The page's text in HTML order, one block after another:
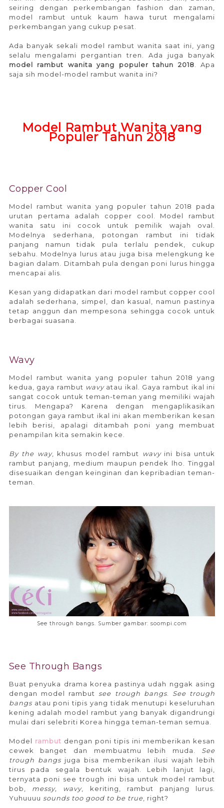
seiring dengan perkembangan fashion dan zaman,
model rambut untuk kaum hawa turut mengalami
perkembangan yang cukup pesat.
Ada banyak sekali model rambut wanita saat ini, yang
selalu mengalami pergantian tren. Ada juga banyak
model rambut wanita yang populer tahun 2018. Apa
saja sih model-model rambut wanita ini?
Model Rambut Wanita yang
Populer Tahun 2018
Copper Cool
Model rambut wanita yang populer tahun 2018 pada
urutan pertama adalah copper cool. Model rambut
wanita satu ini cocok untuk pemilik wajah oval.
Modelnya sederhana, potongan rambut ini tidak
panjang namun tidak pula terlalu pendek, cukup
sebahu. Modelnya lurus atau juga bisa melengkung ke
bagian dalam. Ditambah pula dengan poni lurus hingga
mencapai alis.
Kesan yang didapatkan dari model rambut copper cool
adalah sederhana, simpel, dan kasual, namun pastinya
tetap anggun dan mempesona sehingga cocok untuk
berbagai suasana.
Wavy
Model rambut wanita yang populer tahun 2018 yang
kedua, gaya rambut wavy atau ikal. Gaya rambut ikal ini
sangat cocok untuk teman-teman yang memiliki wajah
tirus. Mengapa? Karena dengan mengaplikasikan
potongan gaya rambut ikal ini akan memberikan kesan
lebih berisi, apalagi ditambah poni yang membuat
penampilan kita semakin kece.
By the way, khusus model rambut wavyini bisa untuk
rambut panjang, medium maupun pendek lho. Tinggal
disesuaikan dengan keinginan dan kepribadian teman-
teman.
See through bangs. Sumber gambar: soompi.com
See Through Bangs
Buat penyuka drama korea pastinya udah nggak asing
dengan model rambut see trough bangs. See trough
bangsatau poni tipis yang tidak menutupi keseluruhan
kening adalah model rambut yang banyak digandrungi
mulai dari selebriti Korea hingga teman-teman semua.
Model rambut dengan poni tipis ini memberikan kesan
cewek banget dan membuatmu lebih muda. See
trough bangs juga bisa memberikan ilusi wajah lebih
tirus pada segala bentuk wajah. Lebih lanjut lagi,
ternyata poni see trough ini bisa untuk model rambut
bob, messy, wavy, keriting, rambut panjang lurus.
Yuhuuuu sounds too good to be true, right?